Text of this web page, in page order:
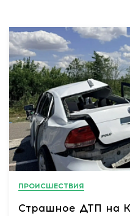
ПРОИСШЕСТВИЯ
Страшное ДТП на